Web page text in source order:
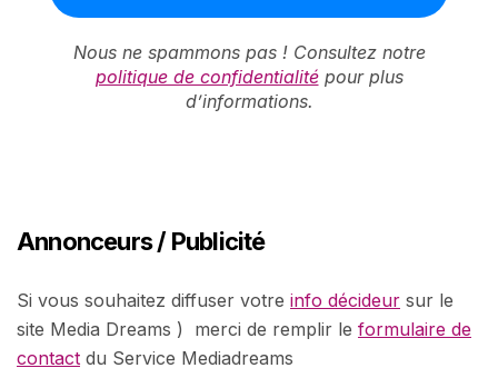
Nous ne spammons pas ! Consultez notre
politique de confidentialitépour plus
d’informations.
Annonceurs / Publicité
Si vous souhaitez diffuser votre info décideur sur le
site Media Dreams ) merci de remplir le formulaire de
contact du Service Mediadreams